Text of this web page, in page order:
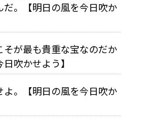
だ。【明日の風を今日吹か
が最も貴重な宝なのだか
吹かせよう】
よ。【明日の風を今日吹か